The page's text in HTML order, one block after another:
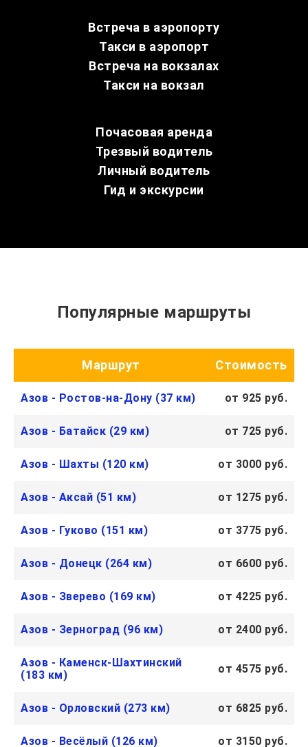
Встреча в аэропорту
Такси в аэропорт
Встреча на вокзалах
Такси на вокзал
Почасовая аренда
Трезвый водитель
Личный водитель
Гид и экскурсии
Популярные маршруты
Маршрут Стоимость
Азов - Ростов-на-Дону (37 км) от 925 руб.
Азов - Батайск (29 км) от 725 руб.
Азов - Шахты (120 км) от 3000 руб.
Азов - Аксай (51 км) от 1275 руб.
Азов - Гуково (151 км) от 3775 руб.
Азов - Донецк (264 км) от 6600 руб.
Азов - Зверево (169 км) от 4225 руб.
Азов - Зерноград (96 км) от 2400 руб.
Азов - Каменск-Шахтинский
(183 км)
от 4575 руб.
Азов - Орловский (273 км) от 6825 руб.
Азов - Весёлый (126 км) от 3150 руб.